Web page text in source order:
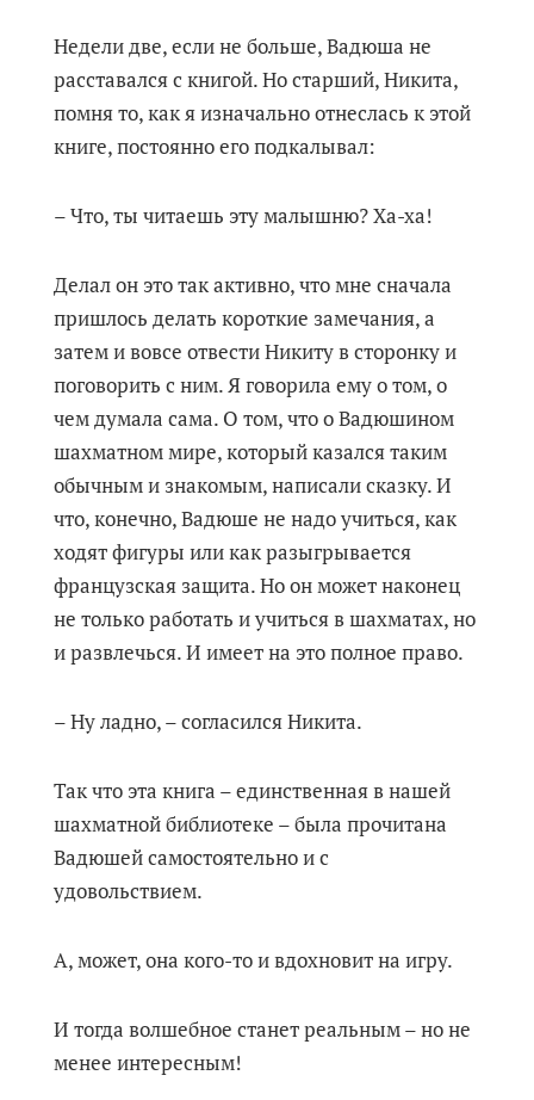
Недели две, если не больше, Вадюша не
расставался с книгой. Но старший, Никита,
помня то, как я изначально отнеслась к этой
книге, постоянно его подкалывал:
– Что, ты читаешь эту малышню? Ха-ха!
Делал он это так активно, что мне сначала
пришлось делать короткие замечания, а
затем и вовсе отвести Никиту в сторонку и
поговорить с ним. Я говорила ему о том, о
чем думала сама. О том, что о Вадюшином
шахматном мире, который казался таким
обычным и знакомым, написали сказку. И
что, конечно, Вадюше не надо учиться, как
ходят фигуры или как разыгрывается
французская защита. Но он может наконец
не только работать и учиться в шахматах, но
и развлечься. И имеет на это полное право.
– Ну ладно, – согласился Никита.
Так что эта книга – единственная в нашей
шахматной библиотеке – была прочитана
Вадюшей самостоятельно и с
удовольствием.
А, может, она кого-то и вдохновит на игру.
И тогда волшебное станет реальным – но не
менее интересным!